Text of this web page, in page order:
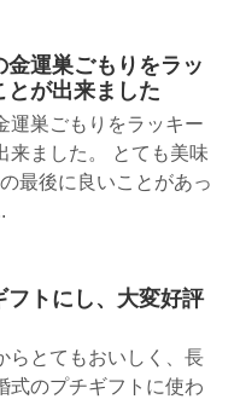
運巣ごもりをラッ
とが出来ました
運巣ごもりをラッキー
来ました。 とても美味
最後に良いことがあっ
フトにし、大変好評
らとてもおいしく、長
式のプチギフトに使わ